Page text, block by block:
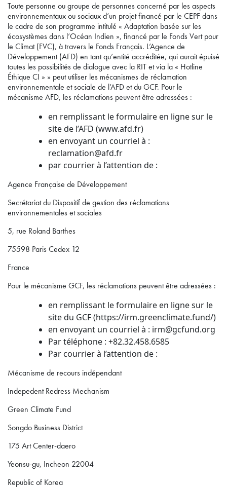
Toute personne ou groupe de personnes concerné par les aspects
environnementaux ou sociaux d’un projet financé par le CEPF dans
le cadre de son programme intitulé « Adaptation basée sur les
écosystèmes dans l’Océan Indien », financé par le Fonds Vert pour
le Climat (FVC), à travers le Fonds Français. L’Agence de
Développement (AFD) en tant qu’entité accréditée, qui aurait épuisé
toutes les possibilités de dialogue avec la RIT et via la « Hotline
Éthique CI » » peut utiliser les mécanismes de réclamation
environnementale et sociale de l’AFD et du GCF. Pour le
mécanisme AFD, les réclamations peuvent être adressées :
en remplissant le formulaire en ligne sur le
site de l’AFD (www.afd.fr)
en envoyant un courriel à :
reclamation@afd.fr
par courrier à l’attention de :
Agence Française de Développement
Secrétariat du Dispositif de gestion des réclamations
environnementales et sociales
5, rue Roland Barthes
75598 Paris Cedex 12
France
Pour le mécanisme GCF, les réclamations peuvent être adressées :
en remplissant le formulaire en ligne sur le
site du GCF (https://irm.greenclimate.fund/)
en envoyant un courriel à : irm@gcfund.org
Par téléphone : +82.32.458.6585
Par courrier à l’attention de :
Mécanisme de recours indépendant
Indepedent Redress Mechanism
Green Climate Fund
Songdo Business District
175 Art Center-daero
Yeonsu-gu, Incheon 22004
Republic of Korea